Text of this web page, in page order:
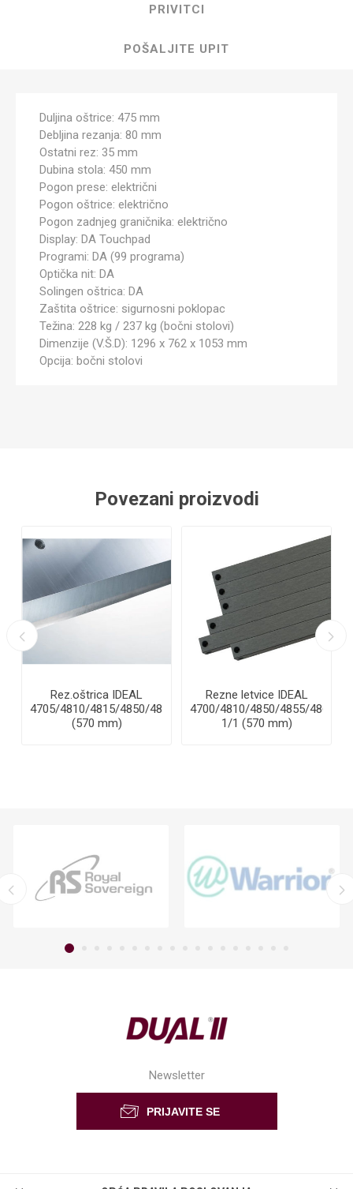
PRIVITCI
POŠALJITE UPIT
Duljina oštrice: 475 mm
Debljina rezanja: 80 mm
Ostatni rez: 35 mm
Dubina stola: 450 mm
Pogon prese: električni
Pogon oštrice: električno
Pogon zadnjeg graničnika: električno
Display: DA Touchpad
Programi: DA (99 programa)
Optička nit: DA
Solingen oštrica: DA
Zaštita oštrice: sigurnosni poklopac
Težina: 228 kg / 237 kg (bočni stolovi)
Dimenzije (V.Š.D): 1296 x 762 x 1053 mm
Opcija: bočni stolovi
Povezani proizvodi
Rez.oštrica IDEAL
4705/4810/4815/4850/4855/4860
(570 mm)
Rezne letvice IDEAL
4700/4810/4850/4855/4860
1/1 (570 mm)
Newsletter